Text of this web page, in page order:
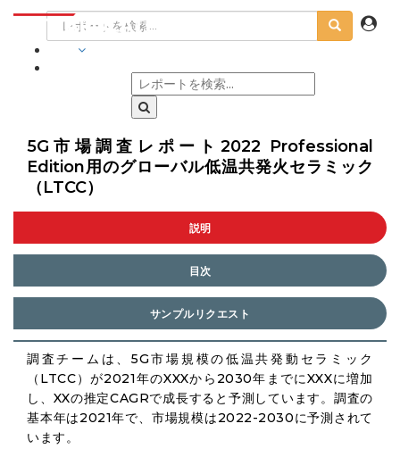
5G市場調査レポート2022 Professional
Edition用のグローバル低温共発火セラミック
（LTCC）
説明
目次
サンプルリクエスト
調査チームは、5G市場規模の低温共発動セラミック
（LTCC）が2021年のXXXから2030年までにXXXに増加
し、XXの推定CAGRで成長すると予測しています。調査の
基本年は2021年で、市場規模は2022-2030に予測されて
います。